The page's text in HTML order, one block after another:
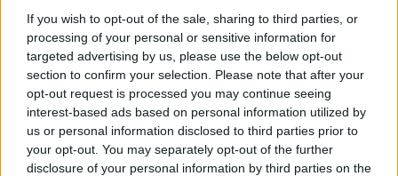
If you wish to opt-out of the sale, sharing to third parties, or
processing of your personal or sensitive information for
targeted advertising by us, please use the below opt-out
section to confirm your selection. Please note that after your
opt-out request is processed you may continue seeing
interest-based ads based on personal information utilized by
us or personal information disclosed to third parties prior to
your opt-out. You may separately opt-out of the further
disclosure of your personal information by third parties on the
EDITORS'
PICKS